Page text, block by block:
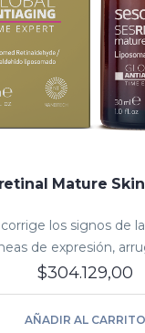
Mature
los signos de
de expresión,
luminosidad y
$304.129,00
AÑADIR AL CARRITO